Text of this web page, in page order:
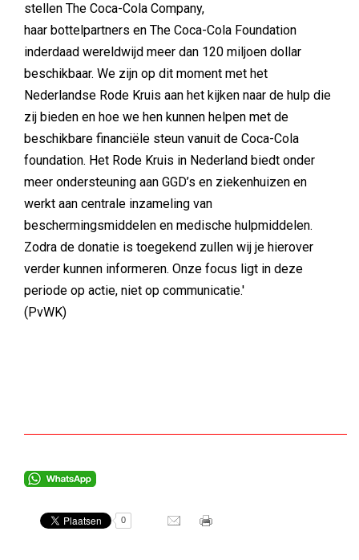
stellen The Coca-Cola Company,
haar bottelpartners en The Coca-Cola Foundation
inderdaad wereldwijd meer dan 120 miljoen dollar
beschikbaar. We zijn op dit moment met het
Nederlandse Rode Kruis aan het kijken naar de hulp die
zij bieden en hoe we hen kunnen helpen met de
beschikbare financiële steun vanuit de Coca-Cola
foundation. Het Rode Kruis in Nederland biedt onder
meer ondersteuning aan GGD’s en ziekenhuizen en
werkt aan centrale inzameling van
beschermingsmiddelen en medische hulpmiddelen.
Zodra de donatie is toegekend zullen wij je hierover
verder kunnen informeren. Onze focus ligt in deze
periode op actie, niet op communicatie.'
(PvWK)
0